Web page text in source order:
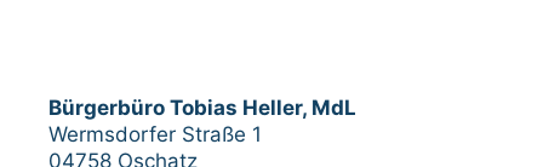
Bürgerbüro Tobias Heller, MdL
Wermsdorfer Straße 1
04758 Oschatz